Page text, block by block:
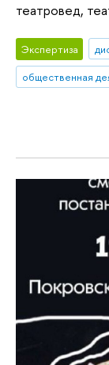
театровед,
Экспертиза
общественная